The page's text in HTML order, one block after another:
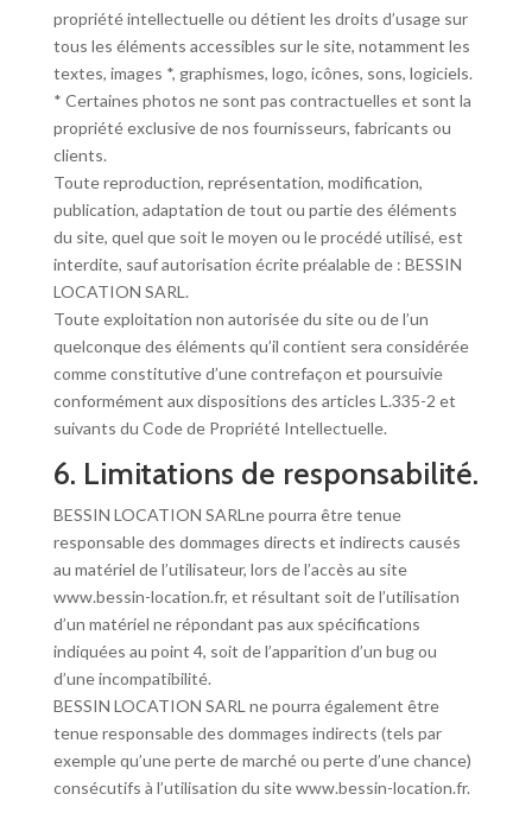
propriété intellectuelle ou détient les droits d’usage sur
tous les éléments accessibles sur le site, notamment les
textes, images *, graphismes, logo, icônes, sons, logiciels.
* Certaines photos ne sont pas contractuelles et sont la
propriété exclusive de nos fournisseurs, fabricants ou
clients.
Toute reproduction, représentation, modification,
publication, adaptation de tout ou partie des éléments
du site, quel que soit le moyen ou le procédé utilisé, est
interdite, sauf autorisation écrite préalable de : BESSIN
LOCATION SARL.
Toute exploitation non autorisée du site ou de l’un
quelconque des éléments qu’il contient sera considérée
comme constitutive d’une contrefaçon et poursuivie
conformément aux dispositions des articles L.335-2 et
suivants du Code de Propriété Intellectuelle.
6. Limitations de responsabilité.
BESSIN LOCATION SARLne pourra être tenue
responsable des dommages directs et indirects causés
au matériel de l’utilisateur, lors de l’accès au site
www.bessin-location.fr, et résultant soit de l’utilisation
d’un matériel ne répondant pas aux spécifications
indiquées au point 4, soit de l’apparition d’un bug ou
d’une incompatibilité.
BESSIN LOCATION SARL ne pourra également être
tenue responsable des dommages indirects (tels par
exemple qu’une perte de marché ou perte d’une chance)
consécutifs à l’utilisation du site www.bessin-location.fr.